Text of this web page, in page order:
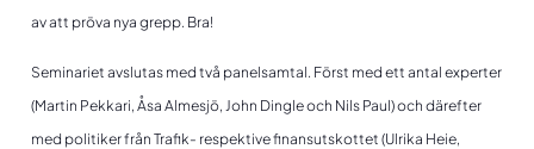
av att pröva nya grepp. Bra!
Seminariet avslutas med två panelsamtal. Först med ett antal experter
(Martin Pekkari, Åsa Almesjö, John Dingle och Nils Paul) och därefter
med politiker från Trafik- respektive finansutskottet (Ulrika Heie,